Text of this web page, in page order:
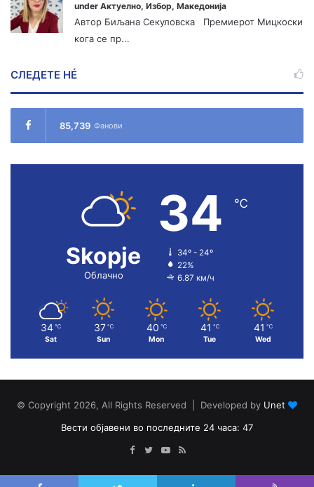
under Актуелно, Избор, Македонија
Автор Биљана Секуловска Премиерот Мицкоски
кога се пр...
СЛЕДЕТЕ НÉ
85,739 Фанови
Skopje
Облачно
34 ℃
34º - 24º
22%
6.87 км/ч
34 ℃
Sat
37 ℃
Sun
40 ℃
Mon
41 ℃
Tue
41 ℃
Wed
© Copyright 2026, All Rights Reserved | Developed by Unet
Вести објавени во последните 24 часа: 47
Facebook
TwitterYouTube
RSS